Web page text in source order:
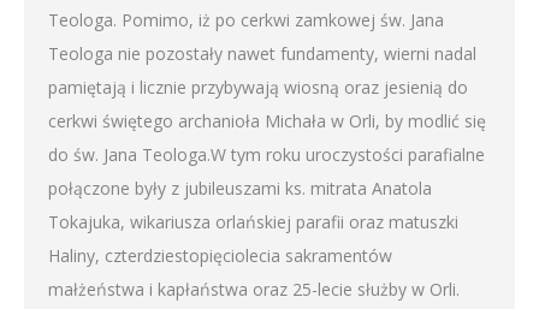
Teologa. Pomimo, iż po cerkwi zamkowej św. Jana
Teologa nie pozostały nawet fundamenty, wierni nadal
pamiętają i licznie przybywają wiosną oraz jesienią do
cerkwi świętego archanioła Michała w Orli, by modlić się
do św. Jana Teologa.W tym roku uroczystości parafialne
połączone były z jubileuszami ks. mitrata Anatola
Tokajuka, wikariusza orlańskiej parafii oraz matuszki
Haliny, czterdziestopięciolecia sakramentów
małżeństwa i kapłaństwa oraz 25-lecie służby w Orli.